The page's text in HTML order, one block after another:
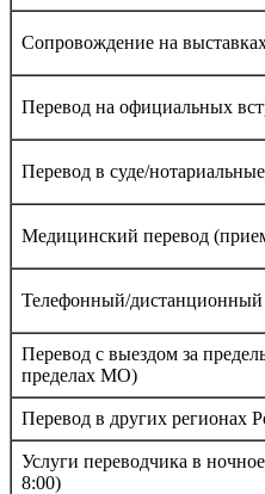
Сопровождение на
Перевод на официальных
Перевод в суде/
Медицинский перевод
Телефонный/дистанционный
Перевод с выездом за
пределах МО)
Перевод в других регионах
Услуги переводчика в
8:00)